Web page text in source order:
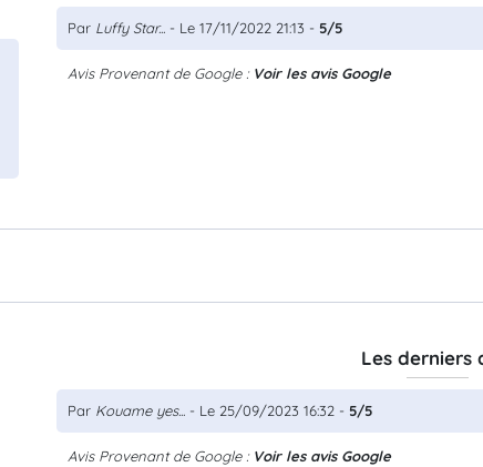
Par Luffy Star... - Le 17/11/2022 21:13 - 5/5
Avis Provenant de Google : Voir les avis Google
Les derniers
Par Kouame yes... - Le 25/09/2023 16:32 - 5/5
Avis Provenant de Google : Voir les avis Google